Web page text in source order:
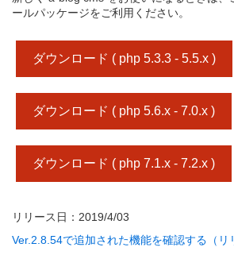
ールパッケージをご利用ください。
ダウンロード ( php 5.3.3 - 5.5.x )
ダウンロード ( php 5.6.x - 7.0.x )
ダウンロード ( php 7.1.x - 7.2.x )
リリース日：2019/4/03
Ver.2.8.54で追加された機能を確認する（リ